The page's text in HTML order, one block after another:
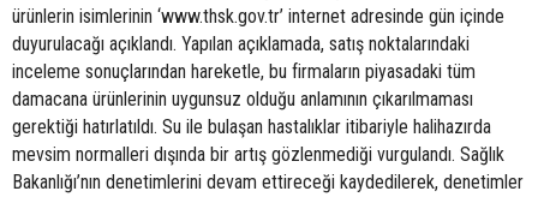
ürünlerin isimlerinin ‘www.thsk.gov.tr’ internet adresinde gün içinde
duyurulacağı açıklandı. Yapılan açıklamada, satış noktalarındaki
inceleme sonuçlarından hareketle, bu firmaların piyasadaki tüm
damacana ürünlerinin uygunsuz olduğu anlamının çıkarılmaması
gerektiği hatırlatıldı. Su ile bulaşan hastalıklar itibariyle halihazırda
mevsim normalleri dışında bir artış gözlenmediği vurgulandı. Sağlık
Bakanlığı’nın denetimlerini devam ettireceği kaydedilerek, denetimler